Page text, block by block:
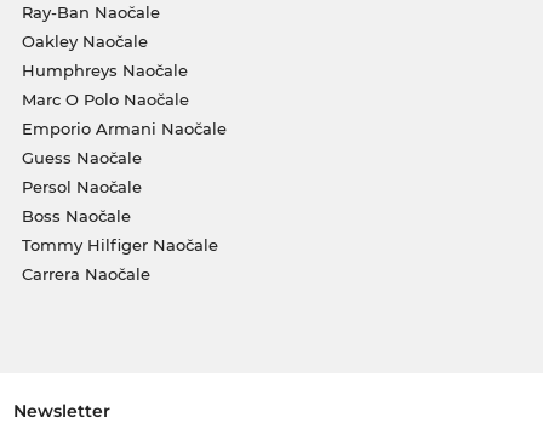
Ray-Ban Naočale
Oakley Naočale
Humphreys Naočale
Marc O Polo Naočale
Emporio Armani Naočale
Guess Naočale
Persol Naočale
Boss Naočale
Tommy Hilfiger Naočale
Carrera Naočale
Newsletter